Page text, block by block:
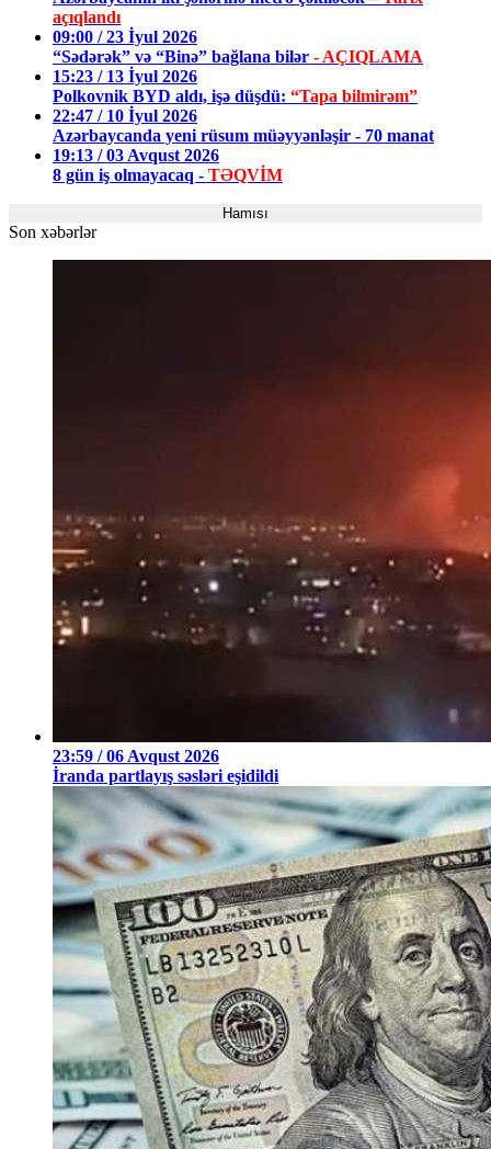
açıqlandı
09:00 / 23 İyul 2026
“Sədərək” və “Binə” bağlana bilər - AÇIQLAMA
15:23 / 13 İyul 2026
Polkovnik BYD aldı, işə düşdü: “Tapa bilmirəm”
22:47 / 10 İyul 2026
Azərbaycanda yeni rüsum müəyyənləşir - 70 manat
19:13 / 03 Avqust 2026
8 gün iş olmayacaq - TƏQVİM
Hamısı
Son xəbərlər
23:59 / 06 Avqust 2026
İranda partlayış səsləri eşidildi